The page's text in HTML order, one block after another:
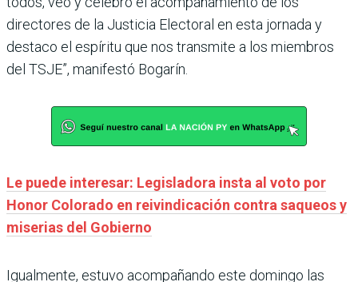
directores de la Justicia Electoral en esta jornada y
destaco el espíritu que nos transmite a los miembros
del TSJE”, manifestó Bogarín.
Le puede interesar: Legisladora insta al voto por
Honor Colorado en reivindicación contra saqueos y
miserias del Gobierno
Igualmente, estuvo acompañando este domingo las